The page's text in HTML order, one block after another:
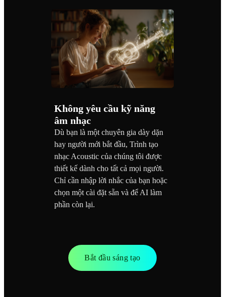
Không yêu cầu kỹ năng
âm nhạc
Dù bạn là một chuyên gia dày dặn
hay người mới bắt đầu, Trình tạo
nhạc Acoustic của chúng tôi được
thiết kế dành cho tất cả mọi người.
Chỉ cần nhập lời nhắc của bạn hoặc
chọn một cài đặt sẵn và để AI làm
phần còn lại.
Bắt đầu sáng tạo